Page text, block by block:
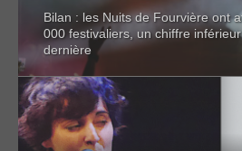
Bilan : les Nuits de Fourvière ont
000 festivaliers, un chiffre
dernière